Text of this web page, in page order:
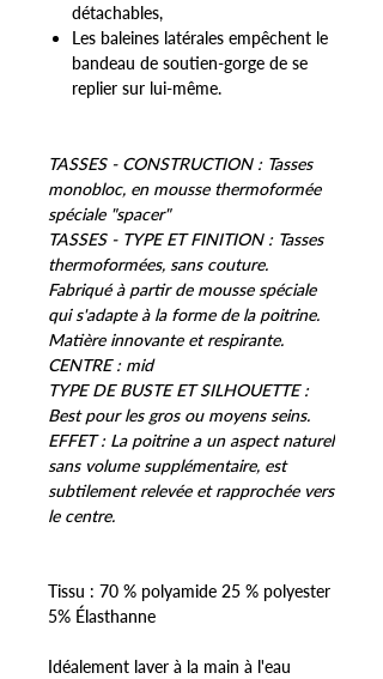
détachables,
Les baleines latérales empêchent le
bandeau de soutien-gorge de se
replier sur lui-même.
TASSES - CONSTRUCTION :Tasses
monobloc, en mousse thermoformée
spéciale "spacer"
TASSES - TYPE ET FINITION : Tasses
thermoformées, sans couture.
Fabriqué à partir de mousse spéciale
qui s'adapte à la forme de la poitrine.
Matière innovante et respirante.
CENTRE :mid
TYPE DE BUSTE ET SILHOUETTE :
Best pour les gros ou moyens seins.
EFFET :La poitrine a un aspect naturel
sans volume supplémentaire, est
subtilement relevée et rapprochée vers
le centre.
Tissu : 70 % polyamide 25 % polyester
5% Élasthanne
Idéalement laver à la main à l'eau